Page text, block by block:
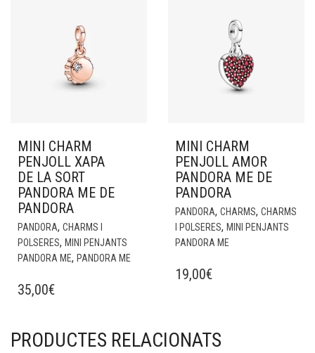
MINI CHARM
PENJOLL XAPA
DE LA SORT
PANDORA ME DE
PANDORA
PANDORA, CHARMS I
POLSERES, MINI PENJANTS
PANDORA ME, PANDORA ME
35,00€
MINI CHARM
PENJOLL AMOR
PANDORA ME DE
PANDORA
PANDORA, CHARMS, CHARMS
I POLSERES, MINI PENJANTS
PANDORA ME
19,00€
PRODUCTES RELACIONATS